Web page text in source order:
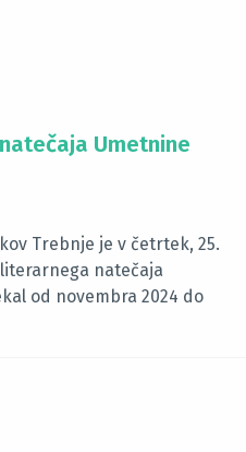
Umetnine
Trebnje je v četrtek, 25.
natečaja
od novembra 2024 do